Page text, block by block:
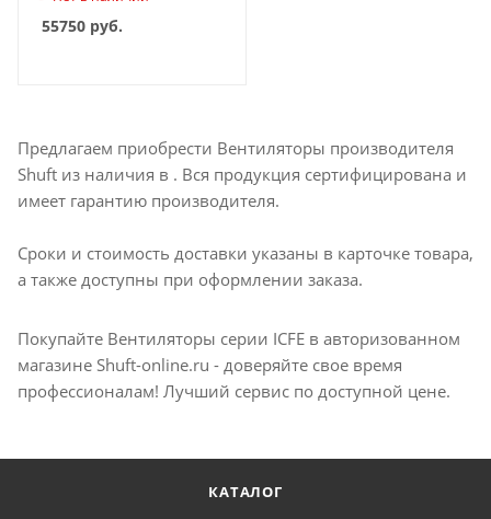
55750 руб.
Предлагаем приобрести Вентиляторы производителя
Shuft из наличия в . Вся продукция сертифицирована и
имеет гарантию производителя.
Сроки и стоимость доставки указаны в карточке товара,
а также доступны при оформлении заказа.
Покупайте Вентиляторы серии ICFE в авторизованном
магазине Shuft-online.ru - доверяйте свое время
профессионалам! Лучший сервис по доступной цене.
КАТАЛОГ